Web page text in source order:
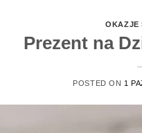
OKAZJE
Prezent na
POSTED ON 1